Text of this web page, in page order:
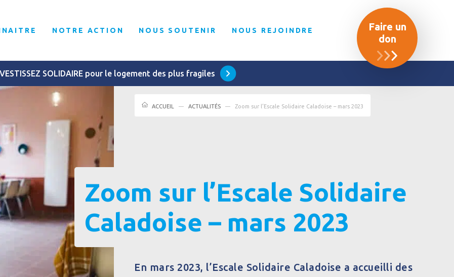
NOTRE ACTION NOUS SOUTENIR NOUS REJOINDRE
Faire un
don
SOLIDAIRE pour le logement des plus fragiles
ACCUEIL ACTUALITÉS Zoom sur l’Escale Solidaire Caladoise – mars 2023
Zoom sur l’Escale Solidaire
Caladoise – mars 2023
En mars 2023, l’Escale Solidaire Caladoise a accueilli des